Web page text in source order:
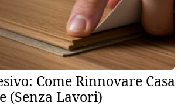
Come Rinnovare Casa
(Senza Lavori)